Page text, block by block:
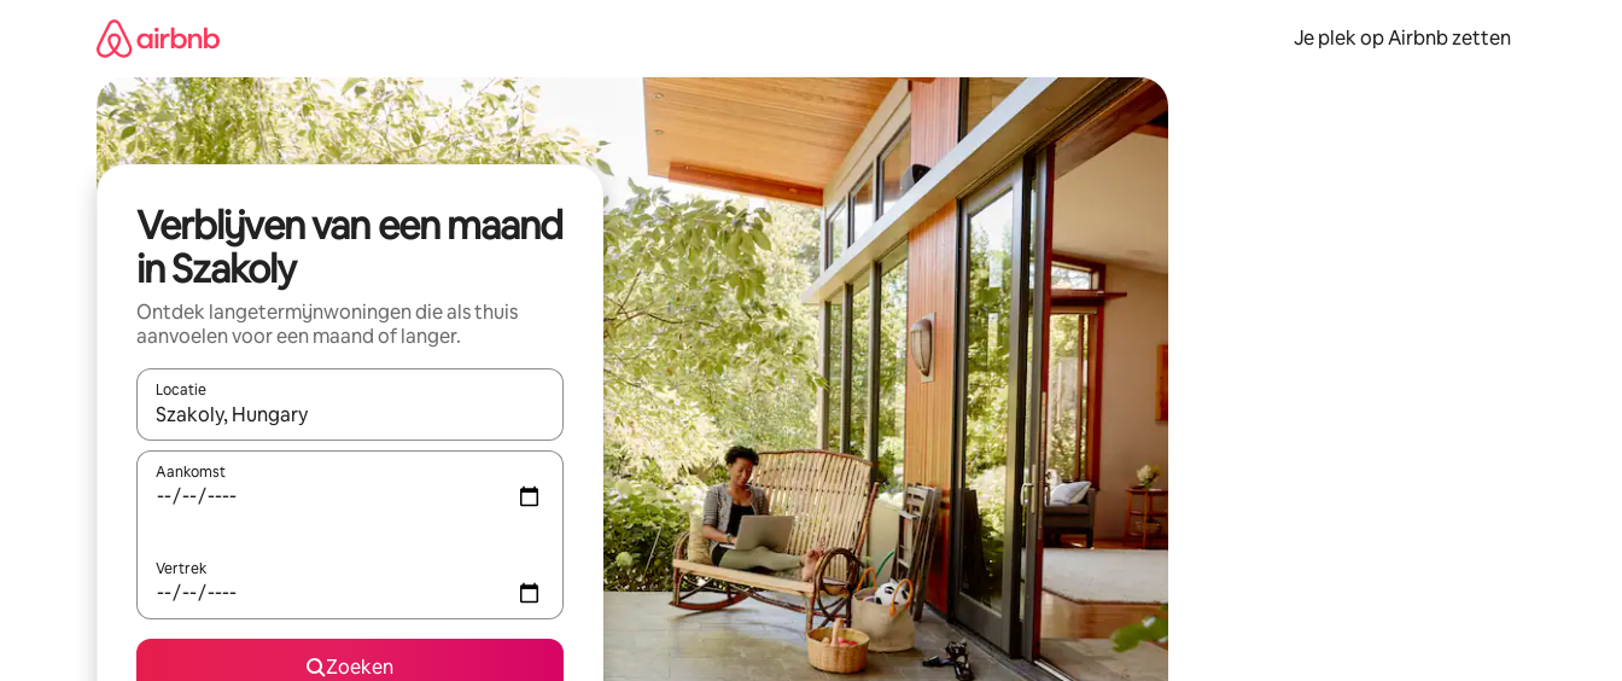
Je plek op Airbnb zetten
Verblijven van een maand
in Szakoly
Ontdek langetermijnwoningen die als thuis
aanvoelen voor een maand of langer.
Locatie
Wanneer er resultaten beschikbaar zijn, maak je een keuze met je de pijltjestoetsen omhoog en omlaag, óf door te tikken of swipen.
Aankomst
Vertrek
Zoeken